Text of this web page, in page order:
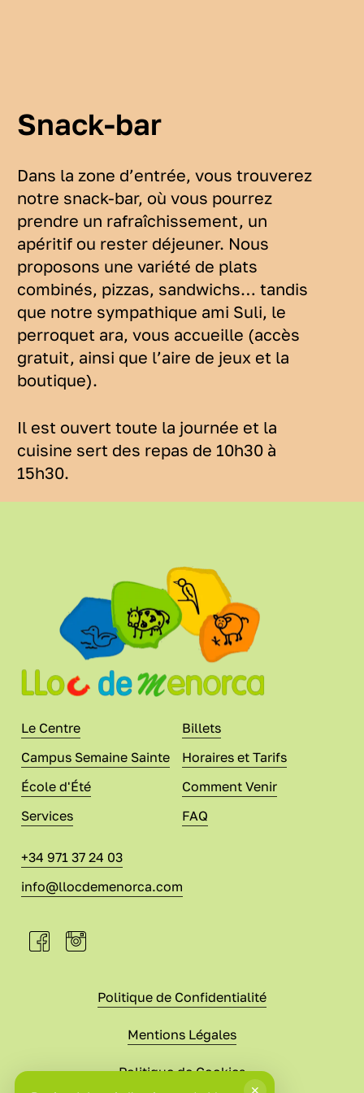
Snack-bar
Dans la zone d’entrée, vous trouverez
notre snack-bar, où vous pourrez
prendre un rafraîchissement, un
apéritif ou rester déjeuner. Nous
proposons une variété de plats
combinés, pizzas, sandwichs… tandis
que notre sympathique ami Suli, le
perroquet ara, vous accueille (accès
gratuit, ainsi que l’aire de jeux et la
boutique).
Il est ouvert toute la journée et la
cuisine sert des repas de 10h30 à
15h30.
Le Centre
Campus Semaine Sainte
École d'Été
Services
Billets
Horaires et Tarifs
Comment Venir
FAQ
+34 971 37 24 03
info@llocdemenorca.com
Politique de Confidentialité
Mentions Légales
Politique de Cookies